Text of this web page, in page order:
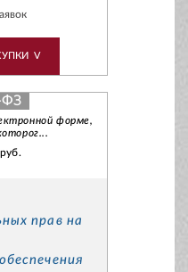
V
форме,
руб.
прав на